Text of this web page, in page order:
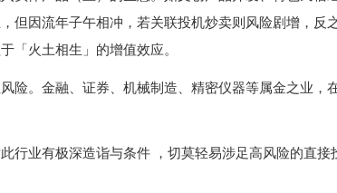
但因流年子午相冲，若关联投机炒卖则风险剧增，反
「火土相生」的增值效应。
险。金融、证券、机械制造、精密仪器等属金之业，
行业有极深造诣与条件 ，切莫轻易涉足高风险的直接